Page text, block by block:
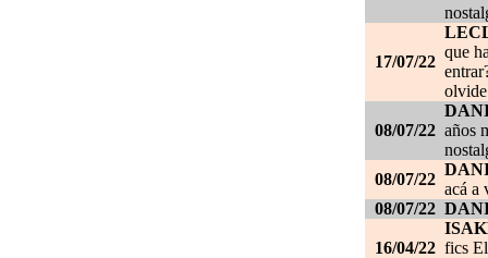
17/07/22
que
08/07/22 años
08/07/22
acá a
08/07/22
16/04/22 fics